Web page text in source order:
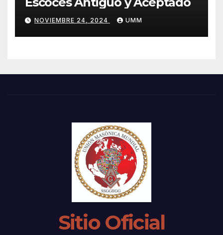
NOVIEMBRE 24, 2024 UMM
Sitio Oficial